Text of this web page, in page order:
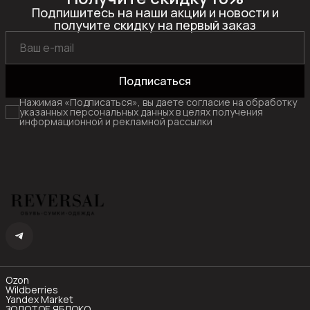
Подпишитесь на наши акции и новости и
получите скидку на первый заказ
Подписаться
Нажимая «Подписаться», вы даете согласие на обработку
указанных персональных данных в целях получения
информационной и рекламной рассылки
Ozon
Wildberries
Yandex Market